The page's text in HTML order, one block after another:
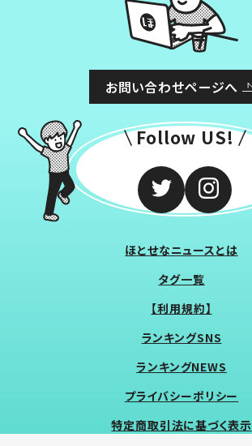
お問い合わせページへ
Follow US!
ほとせなニュースとは
タグ一覧
【利用規約】
ランキングSNS
ランキングNEWS
プライバシーポリシー
特定商取引法に基づく表示